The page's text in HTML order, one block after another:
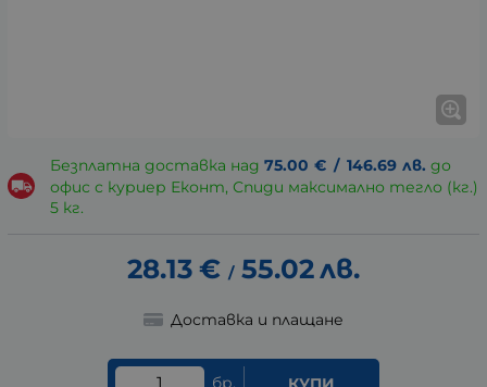
Безплатна доставка над 75.00 € / 146.69 лв. до
офис с куриер Еконт, Спиди максимално тегло (кг.)
5 кг.
28.13 € / 55.02лв.
Доставка и плащане
бр.